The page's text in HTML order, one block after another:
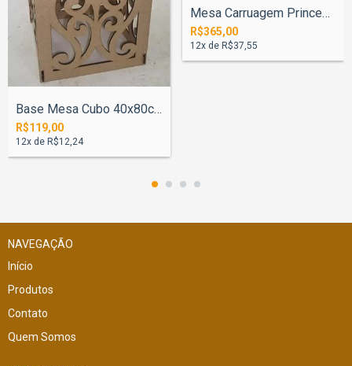
Base Mesa Cubo 40x80cm Arabesco
R$119,00
12x de R$12,24
Mesa Carruagem Princesa 80x95cm
R$365,00
12x de R$37,55
NAVEGAÇÃO
Início
Produtos
Contato
Quem Somos